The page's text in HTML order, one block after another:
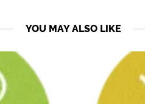
YOU MAY ALSO LIKE